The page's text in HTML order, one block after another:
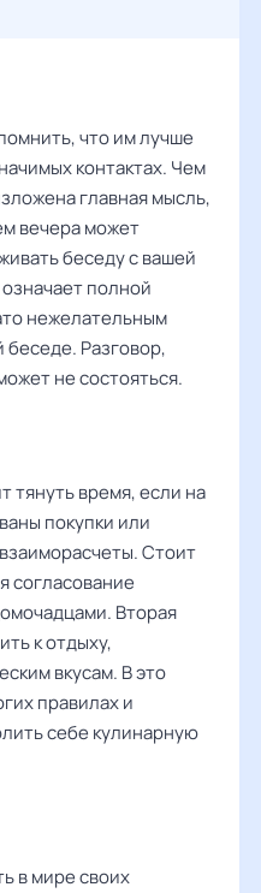
что им лучше
контактах. Чем
главная мысль,
вечера может
беседу с вашей
полной
нежелательным
Разговор,
не состояться.
тянуть время, если на
покупки или
Стоит
согласование
Вторая
к отдыху,
вкусам. В это
правилах и
себе кулинарную
в мире своих